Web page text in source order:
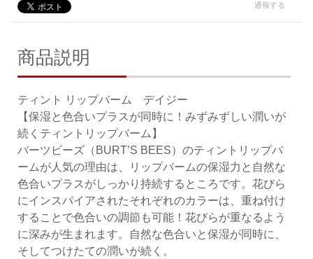
通報する
商品説明
ティント リップバーム デイジー
【保湿と色合いプラスが同時に！みずみずしい潤いが
続くティントリップバーム】
バーツビーズ（BURT’S BEES）のティントリップバ
ームが人気の理由は、リップバームの保湿力と自然な
色合いプラスがしっかり持続するところです。花びら
にインスパイアされたそれぞれのカラーは、重ね付け
することで色合いの調節も可能！花びらが重なるよう
に深みが生まれます。自然な色合いと保湿が同時に、
そしてつけたての潤いが続く。